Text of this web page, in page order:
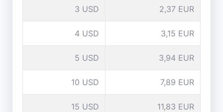
3 USD 2,37 EUR
4 USD 3,15 EUR
5 USD 3,94 EUR
10 USD 7,89 EUR
15 USD 11,83 EUR